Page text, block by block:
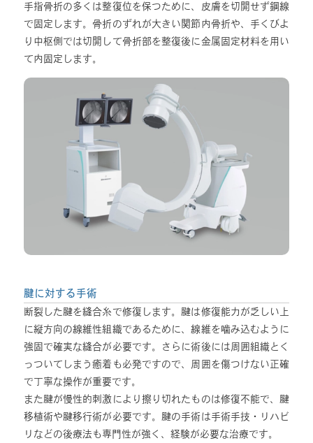
手指骨折の多くは整復位を保つために、皮膚を切開せず鋼線
で固定します。骨折のずれが大きい関節内骨折や、手くびよ
り中枢側では切開して骨折部を整復後に金属固定材料を用い
て内固定します。
腱に対する手術
断裂した腱を縫合糸で修復します。腱は修復能力が乏しい上
に縦方向の線維性組織であるために、線維を噛み込むように
強固で確実な縫合が必要です。さらに術後には周囲組織とく
っついてしまう癒着も必発ですので、周囲を傷つけない正確
で丁寧な操作が重要です。
また腱が慢性的刺激により擦り切れたものは修復不能で、腱
移植術や腱移行術が必要です。腱の手術は手術手技・リハビ
リなどの後療法も専門性が強く、経験が必要な治療です。